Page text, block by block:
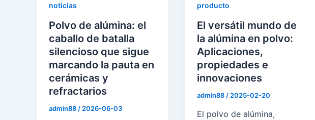
noticias
Polvo de alúmina: el
caballo de batalla
silencioso que sigue
marcando la pauta en
cerámicas y
refractarios
admin88 / 2026-06-03
producto
El versátil mundo de
la alúmina en polvo:
Aplicaciones,
propiedades e
innovaciones
admin88 / 2025-02-20
El polvo de alúmina,